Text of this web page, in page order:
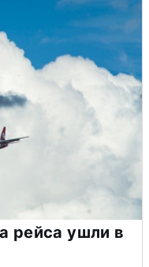
рейса ушли в